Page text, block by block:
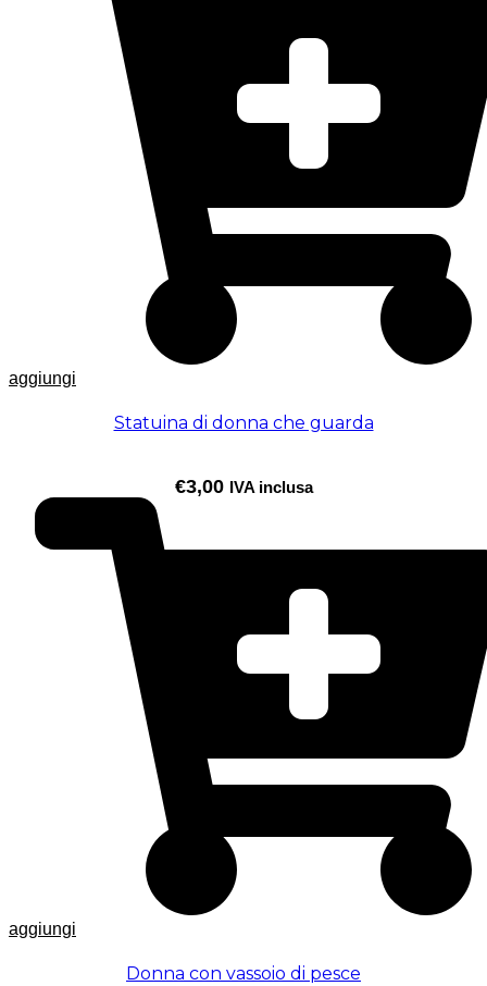
aggiungi
Statuina di donna che guarda
€3,00 IVA inclusa
aggiungi
Donna con vassoio di pesce